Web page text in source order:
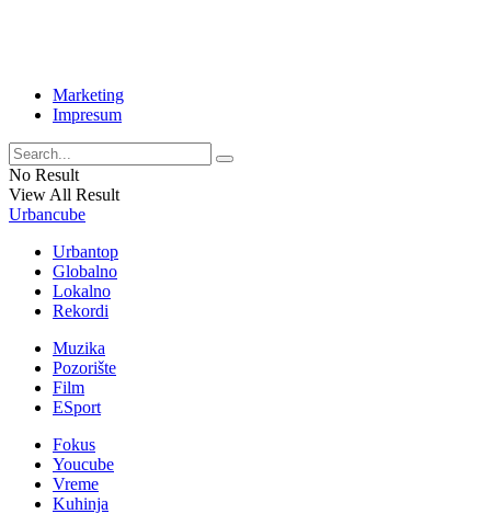
Marketing
Impresum
No Result
View All Result
Urbancube
Urbantop
Globalno
Lokalno
Rekordi
Muzika
Pozorište
Film
ESport
Fokus
Youcube
Vreme
Kuhinja